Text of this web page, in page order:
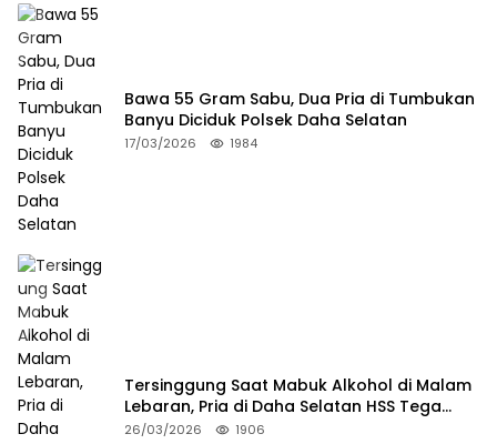
Bawa 55 Gram Sabu, Dua Pria di Tumbukan
Banyu Diciduk Polsek Daha Selatan
17/03/2026 1984
Tersinggung Saat Mabuk Alkohol di Malam
Lebaran, Pria di Daha Selatan HSS Tega
Tusuk Teman Sendiri
26/03/2026 1906